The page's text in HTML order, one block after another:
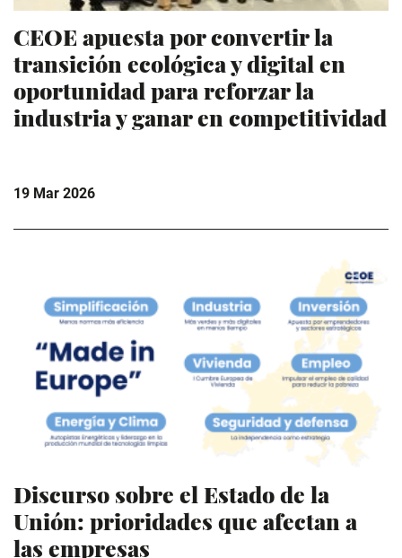
CEOE apuesta por convertir la
transición ecológica y digital en
oportunidad para reforzar la
industria y ganar en competitividad
19 Mar 2026
Discurso sobre el Estado de la
Unión: prioridades que afectan a
las empresas